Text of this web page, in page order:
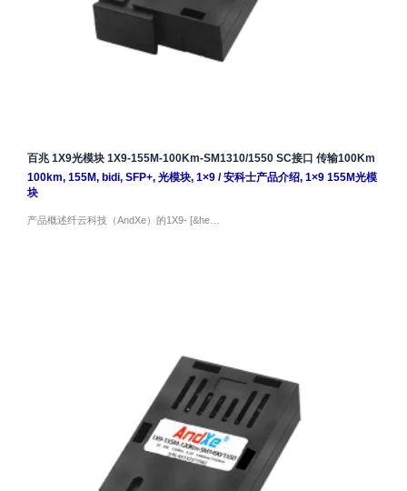
百兆 1X9光模块 1X9-155M-100Km-SM1310/1550 SC接口 传输100Km
100km, 155M, bidi, SFP+, 光模块, 1×9/安科士产品介绍, 1×9 155M光模
块
产品概述纤云科技（AndXe）的1X9- [&he…